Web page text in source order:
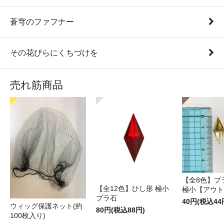
蒼穹のファフナー
その花びらにくちづけを
売れ筋商品
ウィッグ保護ネット(約
100枚入り)
【全12色】ひし形 極小
プラ石
80円(税込88円)
【全8色】
極小【アウ
40円(税込44